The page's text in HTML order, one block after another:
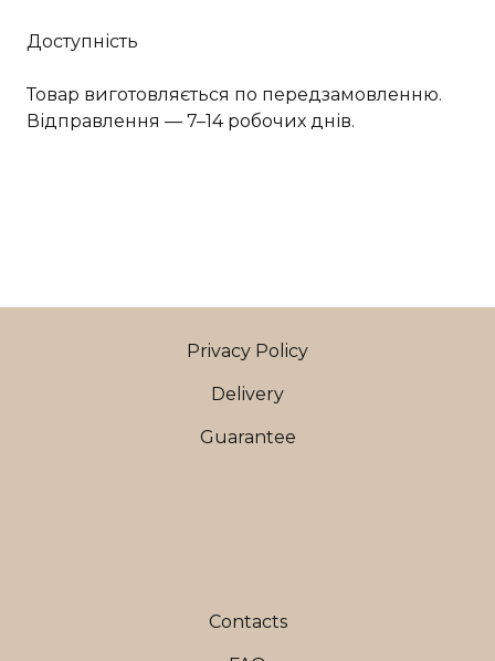
Доступність
Товар виготовляється по передзамовленню.
Відправлення — 7–14 робочих днів.
Privacy Policy
Delivery
Guarantee
Contacts